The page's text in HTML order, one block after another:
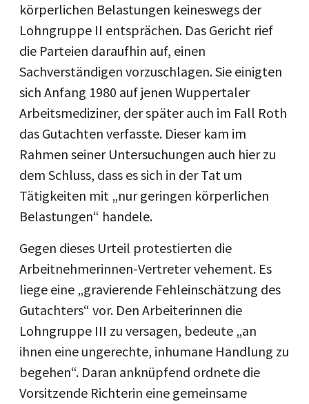
körperlichen Belastungen keineswegs der
Lohngruppe II entsprächen. Das Gericht rief
die Parteien daraufhin auf, einen
Sachverständigen vorzuschlagen. Sie einigten
sich Anfang 1980 auf jenen Wuppertaler
Arbeitsmediziner, der später auch im Fall Roth
das Gutachten verfasste. Dieser kam im
Rahmen seiner Untersuchungen auch hier zu
dem Schluss, dass es sich in der Tat um
Tätigkeiten mit „nur geringen körperlichen
Belastungen“ handele.
Gegen dieses Urteil protestierten die
Arbeitnehmerinnen-Vertreter vehement. Es
liege eine „gravierende Fehleinschätzung des
Gutachters“ vor. Den Arbeiterinnen die
Lohngruppe III zu versagen, bedeute „an
ihnen eine ungerechte, inhumane Handlung zu
begehen“. Daran anknüpfend ordnete die
Vorsitzende Richterin eine gemeinsame